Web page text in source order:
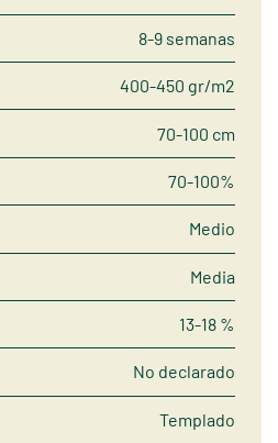
8-9 semanas
400-450 gr/m2
70-100 cm
70-100%
Medio
Media
13-18 %
No declarado
Templado